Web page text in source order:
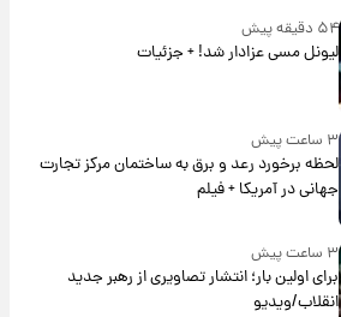
۵۴ دقیقه پیش
لیونل مسی عزادار شد! + جزئیات
۳ ساعت پیش
لحظه برخورد رعد و برق به ساختمان مرکز تجارت
جهانی در آمریکا + فیلم
۳ ساعت پیش
برای اولین بار؛ انتشار تصاویری از رهبر جدید
انقلاب/ویدیو